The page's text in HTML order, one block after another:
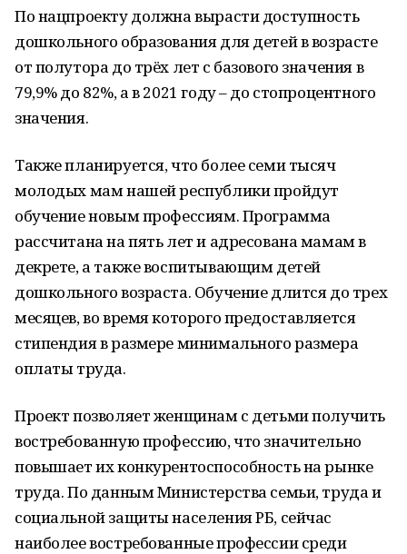
По нацпроекту должна вырасти доступность
дошкольного образования для детей в возрасте
от полутора до трёх лет с базового значения в
79,9% до 82%, а в 2021 году – до стопроцентного
значения.
Также планируется, что более семи тысяч
молодых мам нашей республики пройдут
обучение новым профессиям. Программа
рассчитана на пять лет и адресована мамам в
декрете, а также воспитывающим детей
дошкольного возраста. Обучение длится до трех
месяцев, во время которого предоставляется
стипендия в размере минимального размера
оплаты труда.
Проект позволяет женщинам с детьми получить
востребованную профессию, что значительно
повышает их конкурентоспособность на рынке
труда. По данным Министерства семьи, труда и
социальной защиты населения РБ, сейчас
наиболее востребованные профессии среди